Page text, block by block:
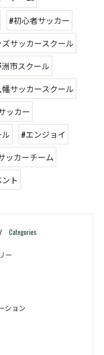
#初心者サッカー
サッカースクール
市スクール
サッカースクール
ッカー
#エンジョイ
ッカーチーム
ト
Categories
ー
ション